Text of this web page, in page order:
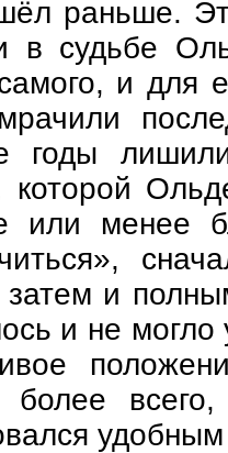
раньше.
в судьбе
и для
годы
которой
или менее
затем и
и не
более